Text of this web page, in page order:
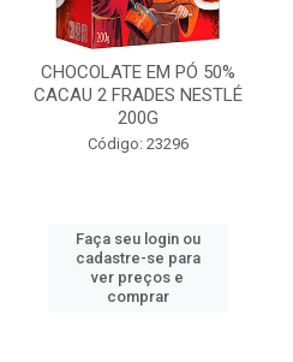
CHOCOLATE EM PÓ 50%
CACAU 2 FRADES NESTLÉ
200G
Código: 23296
Faça seu login ou
cadastre-se para
ver preços e
comprar